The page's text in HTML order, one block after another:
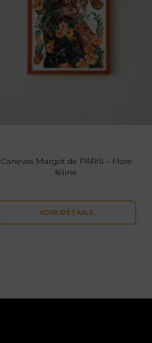
Canevas Margot de PARIS – Flore
féline
VOIR DÉTAILS